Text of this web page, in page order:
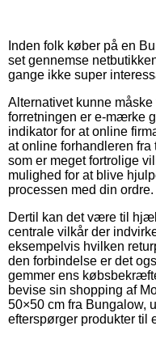
Inden folk køber på en
set gennemse
gange ikke super
Alternativet kunne
forretningen er e-mærke
indikator for at online
at online forhandleren
som er meget fortrolige
mulighed for at blive
processen med din ordre.
Dertil kan det være til
centrale vilkår der
eksempelvis hvilken
den forbindelse er det
gemmer ens
bevise sin shopping af
50×50 cm fra Bungalow,
efterspørger produkter til